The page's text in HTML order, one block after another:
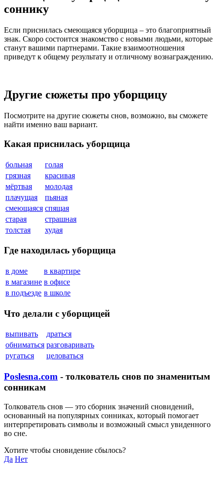
соннику
Если приснилась смеющаяся уборщица – это благоприятный
знак. Скоро состоится знакомство с новыми людьми, которые
станут вашими партнерами. Такие взаимоотношения
приведут к общему результату и отличному вознаграждению.
Другие сюжеты про уборщицу
Посмотрите на другие сюжеты снов, возможно, вы сможете
найти именно ваш вариант.
Какая приснилась уборщица
больная
голая
грязная
красивая
мёртвая
молодая
плачущая
пьяная
смеющаяся спящая
старая
страшная
толстая
худая
Где находилась уборщица
в доме
в квартире
в магазине в офисе
в подъезде в школе
Что делали с уборщицей
выпивать
драться
обниматься разговаривать
ругаться
целоваться
Poslesna.com - толкователь снов по знаменитым
сонникам
Толкователь снов — это сборник значений сновидений,
основанный на популярных сонниках, который помогает
интерпретировать символы и возможный смысл увиденного
во сне.
Хотите чтобы сновидение сбылось?
Да Нет